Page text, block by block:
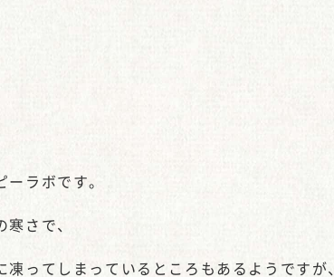
ラボです。
さで、
ってしまっているところもあるようですが、